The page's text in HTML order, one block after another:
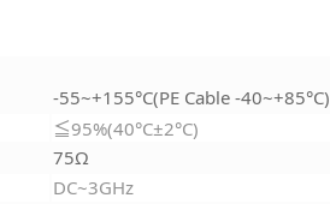
-55~+155°C(PE Cable -40~+85°C)
≦95%(40°C±2°C)
75Ω
DC~3GHz